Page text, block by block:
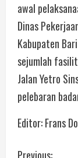
awal
Dinas
Kabupaten
sejumlah
Jalan Yetro
pelebaran
Editor: Frans